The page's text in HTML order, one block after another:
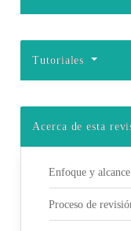
Tutoriales
Acerca de esta
Enfoque y alcance
Proceso de